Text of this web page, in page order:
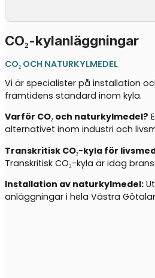
CO₂-kylanläggningar
CO₂ OCH NATURKYLMEDEL
Vi är specialister på installation
framtidens standard inom kyla.
Varför CO₂ och naturkylmedel?
alternativet inom industri och
Transkritisk CO₂-kyla för
Transkritisk CO₂-kyla är idag
Installation av naturkylmedel:
anläggningar i hela Västra